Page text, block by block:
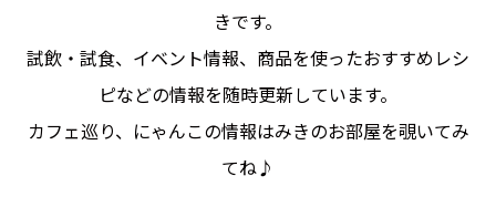
きです。
試飲・試食、イベント情報、商品を使ったおすすめレシ
ピなどの情報を随時更新しています。
カフェ巡り、にゃんこの情報はみきのお部屋を覗いてみ
てね♪